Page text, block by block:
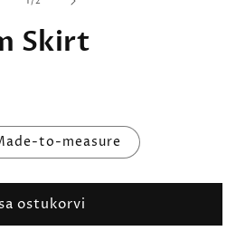
Skirt
to-measure
ostukorvi